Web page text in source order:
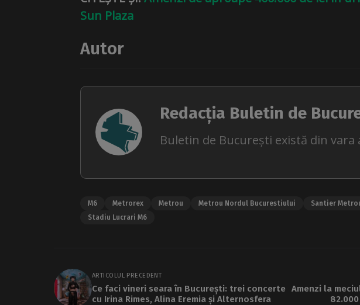
Sun Plaza
Autor
Redacția Buletin de
Buletin de București există din vara
M6 Metrorex Metrou Metrou Nordul Bucurestiului Santier
Stadiu Lucrari M6
ARTICOLUL PRECEDENT
Ce faci vineri seara în București: trei concerte
cu Irina Rimes, Alina Eremia și Alternosfera
Amenzi la